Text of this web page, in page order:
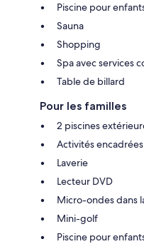
Piscine pour
Sauna
Shopping
Spa avec services
Table de billard
Pour les familles
2 piscines
Activités
Laverie
Lecteur DVD
Micro-ondes dans
Mini-golf
Piscine pour